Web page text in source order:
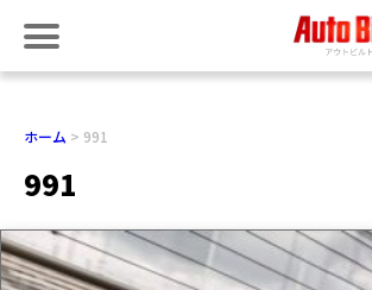
ホーム 991
991